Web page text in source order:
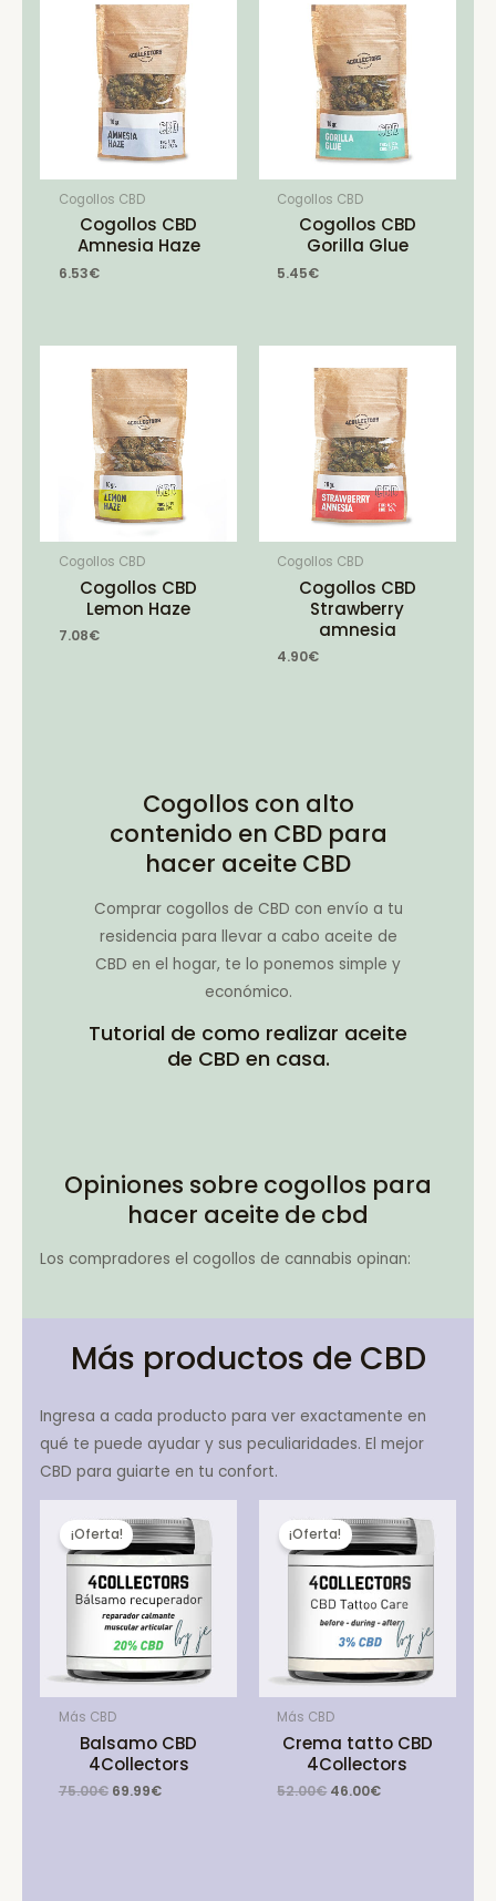
Cogollos CBD
Cogollos CBD
Amnesia Haze
6.53€
Cogollos CBD
Cogollos CBD
Gorilla Glue
5.45€
Cogollos CBD
Cogollos CBD
Lemon Haze
7.08€
Cogollos CBD
Cogollos CBD
Strawberry
amnesia
4.90€
Cogollos con alto
contenido en CBD para
hacer aceite CBD
Comprar cogollos de CBD con envío a tu
residencia para llevar a cabo aceite de
CBD en el hogar, te lo ponemos simple y
económico.
Tutorial de como realizar aceite
de CBD en casa.
Opiniones sobre cogollos para
hacer aceite de cbd
Los compradores el cogollos de cannabis opinan:
Más productos de CBD
Ingresa a cada producto para ver exactamente en
qué te puede ayudar y sus peculiaridades. El mejor
CBD para guiarte en tu confort.
¡Oferta!
Más CBD
Balsamo CBD
4Collectors
75.00€ Original
69.99€Current
¡Oferta!
Más CBD
Crema tatto CBD
4Collectors
52.00€ Original
46.00€Current